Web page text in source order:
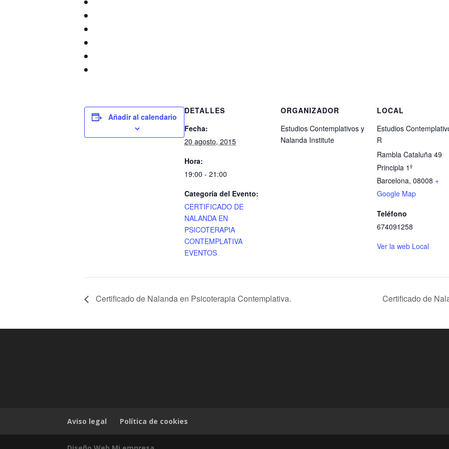
Añadir al calendario
DETALLES
Fecha:
20 agosto, 2015
Hora:
19:00 - 21:00
Categoría del Evento:
CERTIFICADO DE
NALANDA EN
PSICOTERAPIA
CONTEMPLATIVA
EVENTOS
ORGANIZADOR
Estudios Contemplativos y
Nalanda Institute
LOCAL
Estudios
R
Rambla Cataluña 49
Principla 1º
Barcelona, 08008 +
Google Map
Teléfono
674091258
Ver la web Local
Certificado de Nalanda en Psicoterapia Contemplativa. Certificado de
Aviso legal Política de cookies